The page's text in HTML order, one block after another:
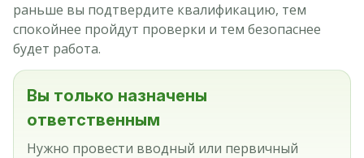
раньше вы подтвердите квалификацию, тем
спокойнее пройдут проверки и тем безопаснее
будет работа.
Вы только назначены
ответственным
Нужно провести вводный или первичный